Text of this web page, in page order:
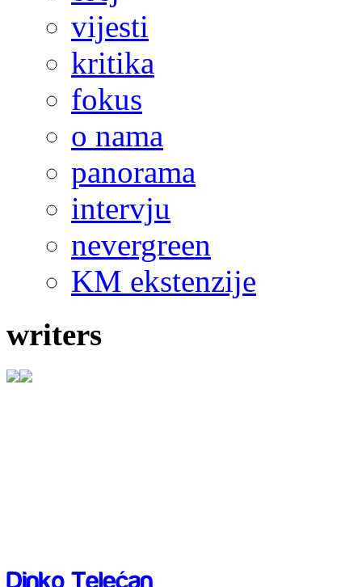
vijesti
kritika
fokus
o nama
panorama
intervju
nevergreen
KM ekstenzije
writers